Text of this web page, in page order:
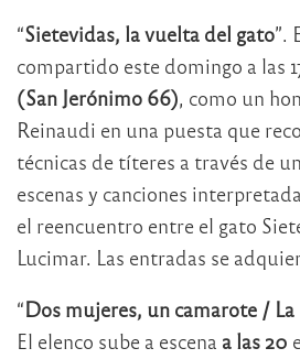
“Sietevidas, la vuelta del gato”.
compartido este domingo a las
(San Jerónimo 66), como un
Reinaudi en una puesta que
técnicas de títeres a través de
escenas y canciones
el reencuentro entre el gato
Lucimar. Las entradas se
“Dos mujeres, un camarote /
El elenco sube a escena a las 20